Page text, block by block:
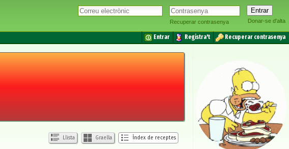
Recuperar contrasenya Donar-se d'alta
Entrar Registra't
Recuperar contrasenya
Llista Graella Índex de receptes